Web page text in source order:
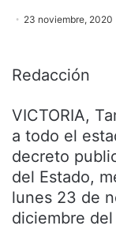
23 noviembre, 2020
Redacción
VICTORIA,
a todo el
decreto
del Estado,
lunes 23 de
diciembre